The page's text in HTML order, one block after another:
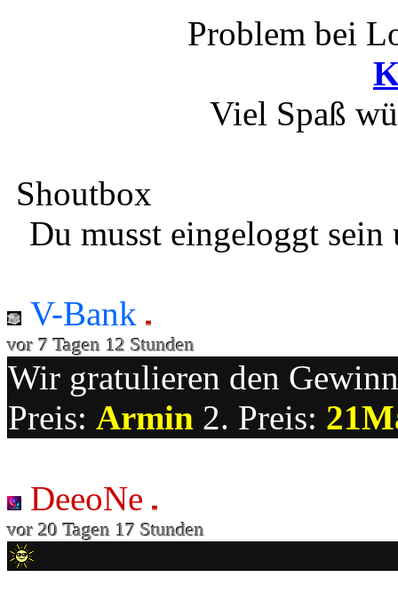
Problem bei
Viel Spaß
Shoutbox
Du musst eingeloggt
V-Bank
vor 7 Tagen 12 Stunden
Wir gratulieren den
Preis: Armin 2. Preis:
DeeoNe
vor 20 Tagen 17 Stunden